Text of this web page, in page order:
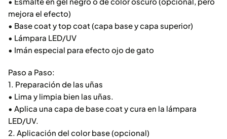
mejora el efecto)
• Base coat y top coat (capa base y capa superior)
• Lámpara LED/UV
• Imán especial para efecto ojo de gato
Paso a Paso:
1. Preparación de las uñas
• Lima y limpia bien las uñas.
• Aplica una capa de base coat y cura en la lámpara
LED/UV.
2. Aplicación del color base (opcional)